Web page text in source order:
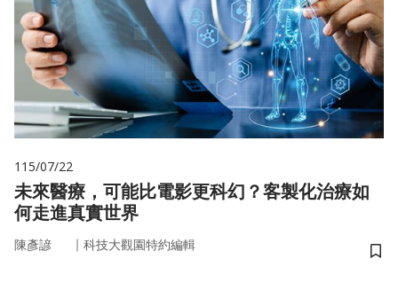
115/07/22
未來醫療，可能比電影更科幻？客製化治療如
何走進真實世界
陳彥諺 ｜ 科技大觀園特約編輯
儲